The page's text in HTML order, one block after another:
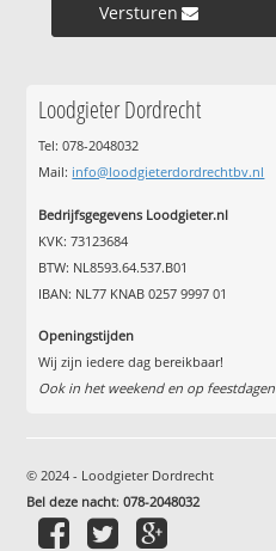
Versturen »
Loodgieter Dordrecht
Tel: 078-2048032
Mail: info@loodgieterdordrechtbv.nl
Bedrijfsgegevens Loodgieter.nl
KVK: 73123684
BTW: NL8593.64.537.B01
IBAN: NL77 KNAB 0257 9997 01
Openingstijden
Wij zijn iedere dag bereikbaar!
Ook in het weekend en op feestdagen
© 2024 - Loodgieter Dordrecht
Bel deze nacht:078-2048032